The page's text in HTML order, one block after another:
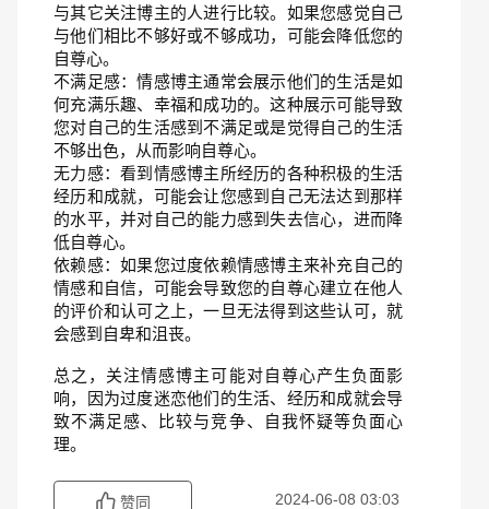
与其它关注博主的人进行比较。如果您感觉自己
与他们相比不够好或不够成功，可能会降低您的
自尊心。
不满足感：情感博主通常会展示他们的生活是如
何充满乐趣、幸福和成功的。这种展示可能导致
您对自己的生活感到不满足或是觉得自己的生活
不够出色，从而影响自尊心。
无力感：看到情感博主所经历的各种积极的生活
经历和成就，可能会让您感到自己无法达到那样
的水平，并对自己的能力感到失去信心，进而降
低自尊心。
依赖感：如果您过度依赖情感博主来补充自己的
情感和自信，可能会导致您的自尊心建立在他人
的评价和认可之上，一旦无法得到这些认可，就
会感到自卑和沮丧。
总之，关注情感博主可能对自尊心产生负面影
响，因为过度迷恋他们的生活、经历和成就会导
致不满足感、比较与竞争、自我怀疑等负面心
理。
赞同 2024-06-08 03:03